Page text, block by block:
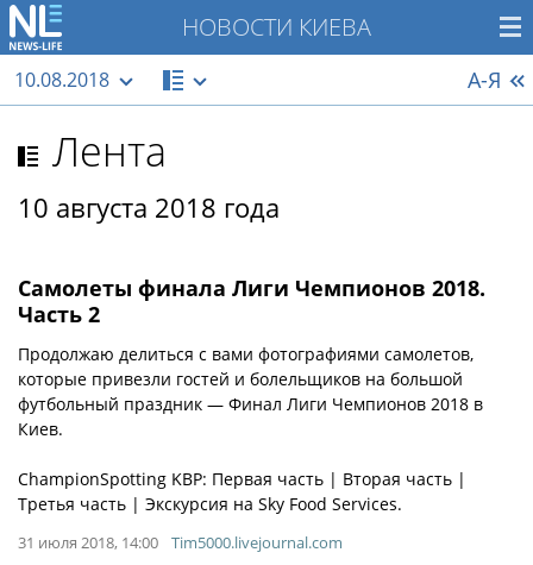
НОВОСТИ КИЕВА
10.08.2018 А-Я
Лента
10 августа 2018 года
Самолеты финала Лиги Чемпионов 2018.
Часть 2
Продолжаю делиться с вами фотографиями самолетов,
которые привезли гостей и болельщиков на большой
футбольный праздник — Финал Лиги Чемпионов 2018 в
Киев.
ChampionSpotting KBP: Первая часть | Вторая часть |
Третья часть | Экскурсия на Sky Food Services.
31 июля 2018, 14:00 Tim5000.livejournal.com